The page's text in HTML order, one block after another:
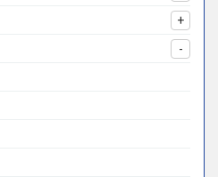
+
-